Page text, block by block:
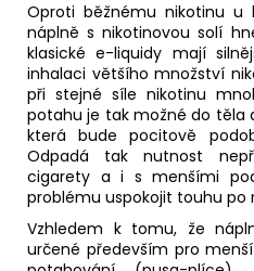
Oproti běžnému nikotinu u
náplně s nikotinovou solí
klasické e-liquidy mají
inhalaci většího množství
při stejné síle nikotinu
potahu je tak možné do těla
která bude pocitově
Odpadá tak nutnost
cigarety a i s menšími
problému uspokojit touhu po
Vzhledem k tomu, že
určené především pro